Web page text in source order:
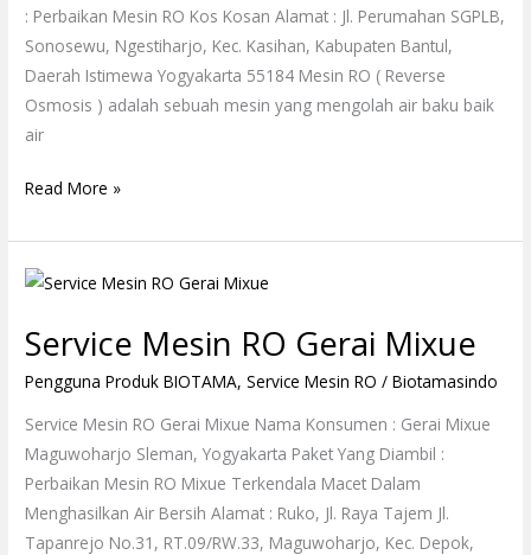
: Perbaikan Mesin RO Kos Kosan Alamat : Jl. Perumahan SGPLB,
Sonosewu, Ngestiharjo, Kec. Kasihan, Kabupaten Bantul,
Daerah Istimewa Yogyakarta 55184 Mesin RO ( Reverse
Osmosis ) adalah sebuah mesin yang mengolah air baku baik
air
Read More »
Service Mesin RO Gerai Mixue
Pengguna Produk BIOTAMA,Service Mesin RO /Biotamasindo
Service Mesin RO Gerai Mixue Nama Konsumen : Gerai Mixue
Maguwoharjo Sleman, Yogyakarta Paket Yang Diambil :
Perbaikan Mesin RO Mixue Terkendala Macet Dalam
Menghasilkan Air Bersih Alamat : Ruko, Jl. Raya Tajem Jl.
Tapanrejo No.31, RT.09/RW.33, Maguwoharjo, Kec. Depok,
Service
RO
Mixue